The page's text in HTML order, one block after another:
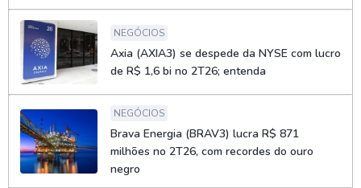
NEGÓCIOS
Axia (AXIA3) se despede da NYSE com lucro
de R$ 1,6 bi no 2T26; entenda
NEGÓCIOS
Brava Energia (BRAV3) lucra R$ 871
milhões no 2T26, com recordes do ouro
negro